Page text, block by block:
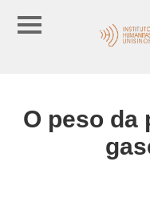
O peso da